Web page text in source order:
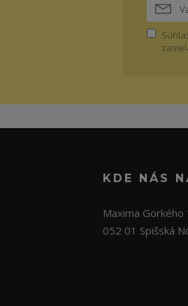
KDE NÁS
Maxima Gorkého
052 01 Spišská